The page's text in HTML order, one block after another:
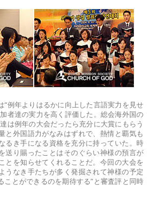
“例年よりはるかに向上した言語実力を見せ
者達の実力を高く評価した。総会海外国の
は例年の大会だったら充分に大賞にもらう
と外国語力がなみはずれで、熱情と覇気も
るき手になる資格を充分に持っていた。時
送り賜ったことはそのぐらい神様の預言が
とを知らせてくれることだ。今回の大会を
うなき手たちが多く発掘されて神様の予定
ことができるのを期待する”と審査評と同時